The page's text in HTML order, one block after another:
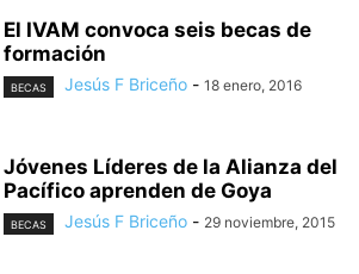
El IVAM convoca seis becas de
formación
BECAS Jesús F Briceño - 18 enero, 2016
Jóvenes Líderes de la Alianza del
Pacífico aprenden de Goya
BECAS Jesús F Briceño - 29 noviembre, 2015